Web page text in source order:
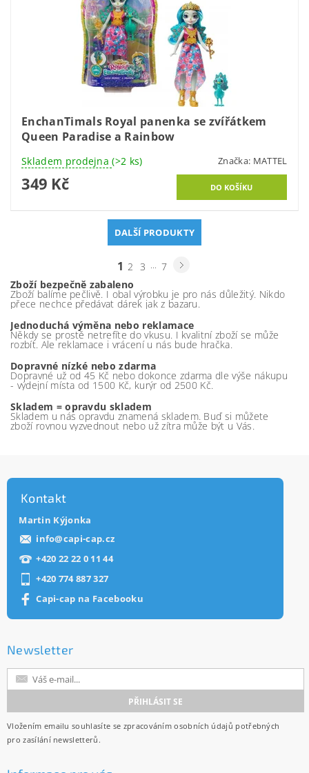
EnchanTimals Royal panenka se zvířátkem
Queen Paradise a Rainbow
Skladem prodejna(>2 ks) Značka: MATTEL
349 Kč
DALŠÍ PRODUKTY
1 2 3
7
Zboží bezpečně zabaleno
Zboží balíme pečlivě. I obal výrobku je pro nás důležitý. Nikdo
přece nechce předávat dárek jak z bazaru.
Jednoduchá výměna nebo reklamace
Někdy se prostě netrefíte do vkusu. I kvalitní zboží se může
rozbít. Ale reklamace i vrácení u nás bude hračka.
Dopravné nízké nebo zdarma
Dopravné už od 45 Kč nebo dokonce zdarma dle výše nákupu
- výdejní místa od 1500 Kč, kurýr od 2500 Kč.
Skladem = opravdu skladem
Skladem u nás opravdu znamená skladem. Buď si můžete
zboží rovnou vyzvednout nebo už zítra může být u Vás.
Kontakt
Martin Kýjonka
info@capi-cap.cz
+420 22 22 0 11 44
+420 774 887 327
Capi-cap na Facebooku
Newsletter
Vložením emailu souhlasíte se zpracováním osobních údajů potřebných
pro zasílání newsletterů.